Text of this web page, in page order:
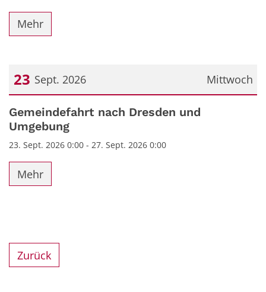
Mehr
Mittwoch
23 Sept. 2026
Datum: 23. September 2026
Gemeindefahrt nach Dresden und
Umgebung
23. Sept. 2026 0:00 - 27. Sept. 2026 0:00
Mehr
Zurück